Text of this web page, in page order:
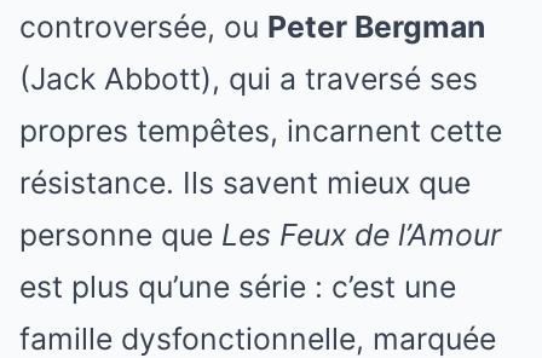
controversée, ou Peter Bergman
(Jack Abbott), qui a traversé ses
propres tempêtes, incarnent cette
résistance. Ils savent mieux que
personne que Les Feux de l’Amour
est plus qu’une série : c’est une
famille dysfonctionnelle, marquée